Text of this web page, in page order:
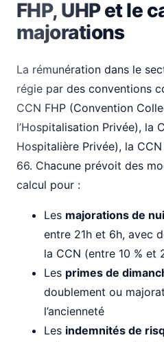
FHP, UHP et le
majorations
La rémunération dans le
régie par des conventions
CCN FHP (Convention
l’Hospitalisation Privée), la
Hospitalière Privée), la
66. Chacune prévoit des
calcul pour :
Les majorations de
entre 21h et 6h, avec
la CCN (entre 10 % et
Les primes de
doublement ou
l’ancienneté
Les indemnités de